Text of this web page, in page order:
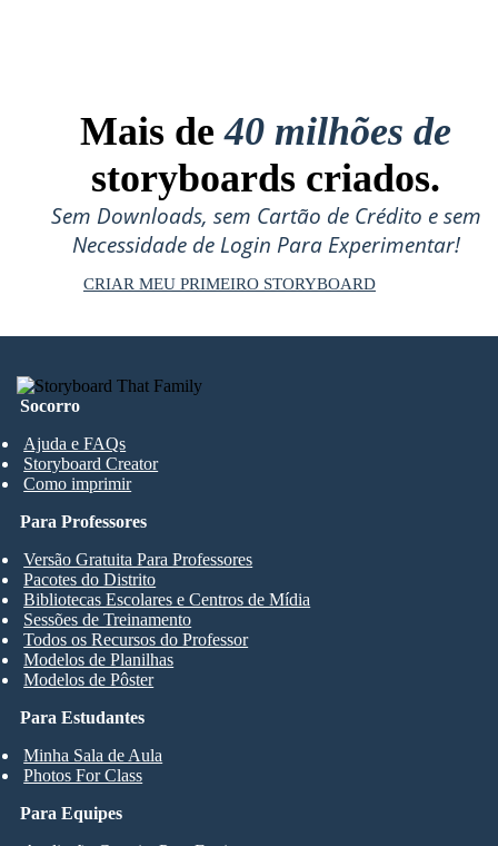
Mais de40 milhões de
storyboards criados.
Sem Downloads, sem Cartão de Crédito e sem
Necessidade de Login Para Experimentar!
CRIAR MEU PRIMEIRO STORYBOARD
Socorro
Ajuda e FAQs
Storyboard Creator
Como imprimir
Para Estudantes
Minha Sala de Aula
Photos For Class
Para Professores
Versão Gratuita Para Professores
Pacotes do Distrito
Bibliotecas Escolares e Centros de Mídia
Sessões de Treinamento
Todos os Recursos do Professor
Modelos de Planilhas
Modelos de Pôster
Para Equipes